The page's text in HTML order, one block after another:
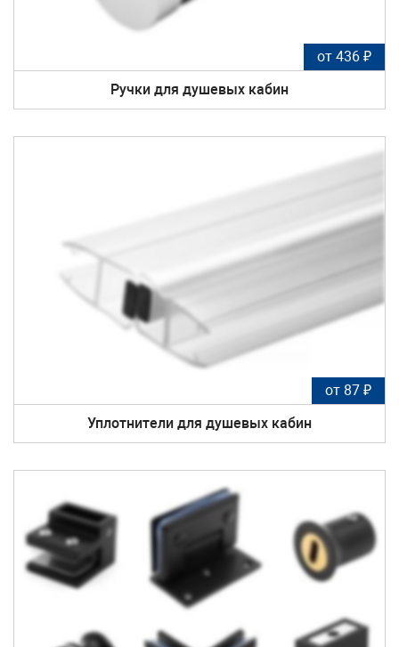
от 436 ₽
Ручки для душевых кабин
от 87 ₽
Уплотнители для душевых кабин